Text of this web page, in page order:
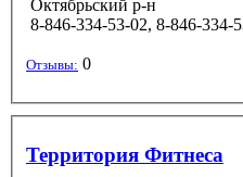
Октябрьский р-н
8-846-334-53-02, 8-846-334-
Отзывы: 0
Территория Фитнеса